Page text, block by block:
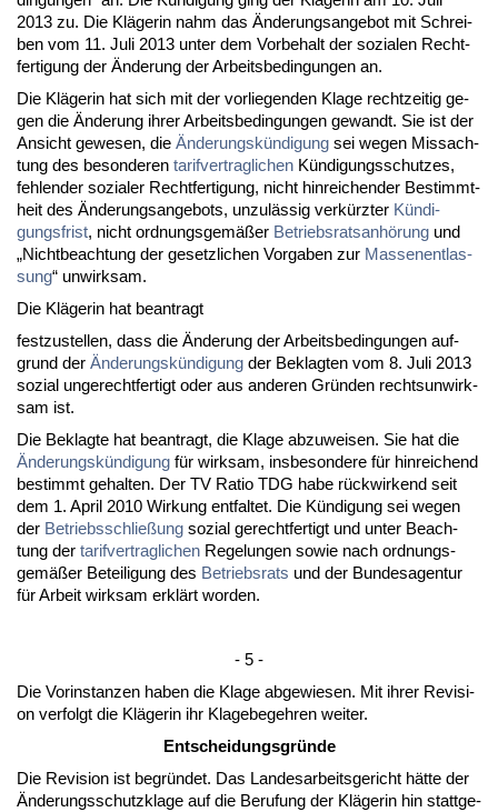
2013 zu. Die Kläge­rin nahm das Ände­rungs­an­ge­bot mit Schrei­
ben vom 11. Ju­li 2013 un­ter dem Vor­be­halt der so­zia­len Recht­
fer­ti­gung der Ände­rung der Ar­beits­be­din­gun­gen an.
Die Kläge­rin hat sich mit der vor­lie­gen­den Kla­ge recht­zei­tig ge­
gen die Ände­rung ih­rer Ar­beits­be­din­gun­gen ge­wandt. Sie ist der
An­sicht ge­we­sen, die Ände­rungskündi­gung sei we­gen Miss­ach­
tung des be­son­de­ren ta­rif­ver­trag­li­chen Kündi­gungs­schut­zes,
feh­len­der so­zia­ler Recht­fer­ti­gung, nicht hin­rei­chen­der Be­stimmt­
heit des Ände­rungs­an­ge­bots, un­zulässig verkürz­ter Kündi­
gungs­frist, nicht ord­nungs­gemäßer Be­triebs­rats­anhörung und
„Nicht­be­ach­tung der ge­setz­li­chen Vor­ga­ben zur Mas­sen­ent­las­
sung“ un­wirk­sam.
Die Kläge­rin hat be­an­tragt
fest­zu­stel­len, dass die Ände­rung der Ar­beits­be­din­gun­gen auf­
grund der Ände­rungskündi­gung der Be­klag­ten vom 8. Ju­li 2013
so­zi­al un­ge­recht­fer­tigt oder aus an­de­ren Gründen rechts­un­wirk­
sam ist.
Die Be­klag­te hat be­an­tragt, die Kla­ge ab­zu­wei­sen. Sie hat die
Ände­rungskündi­gung für wirk­sam, ins­be­son­de­re für hin­rei­chend
be­stimmt ge­hal­ten. Der TV Ra­tio TDG ha­be rück­wir­kend seit
dem 1. April 2010 Wir­kung ent­fal­tet. Die Kündi­gung sei we­gen
der Be­triebs­sch­ließung so­zi­al ge­recht­fer­tigt und un­ter Be­ach­
tung der ta­rif­ver­trag­li­chen Re­ge­lun­gen so­wie nach ord­nungs­
gemäßer Be­tei­li­gung des Be­triebs­rats und der Bun­des­agen­tur
für Ar­beit wirk­sam erklärt wor­den.
- 5 -
Die Vor­in­stan­zen ha­ben die Kla­ge ab­ge­wie­sen. Mit ih­rer Re­vi­si­
on ver­folgt die Kläge­rin ihr Kla­ge­be­geh­ren wei­ter.
Ent­schei­dungs­gründe
Die Re­vi­si­on ist be­gründet. Das Lan­des­ar­beits­ge­richt hätte der
Ände­rungs­schutz­kla­ge auf die Be­ru­fung der Kläge­rin hin statt­ge­